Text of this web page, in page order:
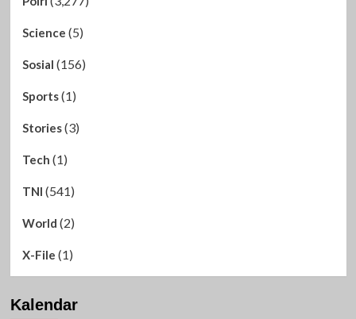
Science (5)
Sosial (156)
Sports(1)
Stories(3)
Tech (1)
TNI (541)
World (2)
X-File (1)
Kalendar